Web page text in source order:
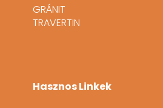
GRÁNIT
TRAVERTIN
Hasznos Linkek